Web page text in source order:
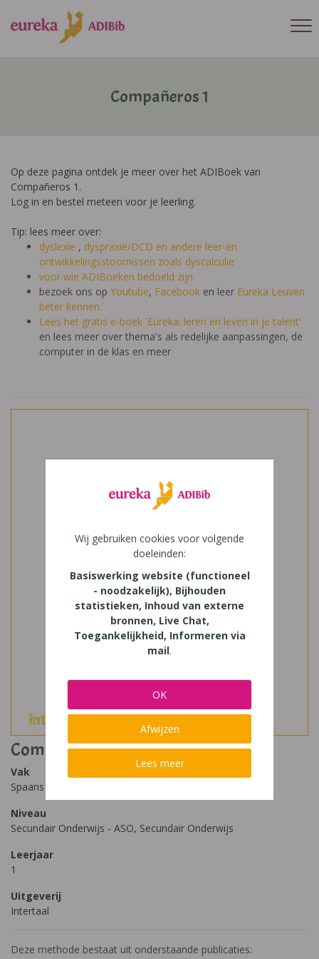
Compañeros 1
Op deze pagina ontdek je meer over het ADIBoek van
Compañeros 1.
Log in en bestel meteen voor je leerling.
Tip: lees meer over:
dyslexie , dyspraxie/DCD en andere leer-en
ontwikkelingsstoornissen zoals dyscalculie
voor wie ADIBoeken bedoeld zijn
bezoek ons op Youtube, Facebook en leer Eureka Leuven
beter kennen.
Lees het gratis e-boek 'Eureka: leren en leven in je talent'
en lees meer over thema's als redelijke aanpassingen, de
computer in de klas en meer
Compañeros 1
Vak
Spaans
Niveau
Secundair Onderwijs - ASO, Secundair Onderwijs
Leerjaar
1
Uitgeverij
Intertaal
Deze methode bestaat uit onderstaande publicaties:
Wij gebruiken cookies voor volgende
doeleinden:
Basiswerking website (functioneel
- noodzakelijk), Bijhouden
statistieken, Inhoud van externe
bronnen, Live Chat,
Toegankelijkheid, Informeren via
mail.
OK
Afwijzen
Lees meer